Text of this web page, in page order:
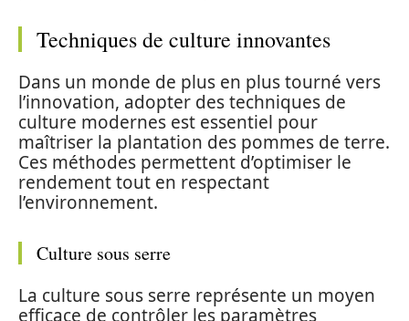
Techniques de culture innovantes
Dans un monde de plus en plus tourné vers
l’innovation, adopter des techniques de
culture modernes est essentiel pour
maîtriser la plantation des pommes de terre.
Ces méthodes permettent d’optimiser le
rendement tout en respectant
l’environnement.
Culture sous serre
La culture sous serre représente un moyen
efficace de contrôler les paramètres